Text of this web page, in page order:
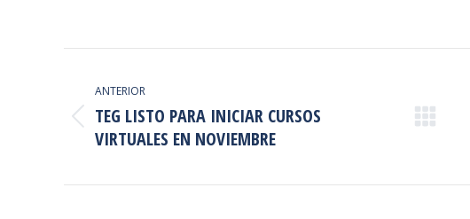
ENTRE
PUBLICACIONES
ANTERIOR
Publicación
anterior:
TEG LISTO PARA INICIAR CURSOS
VIRTUALES EN NOVIEMBRE